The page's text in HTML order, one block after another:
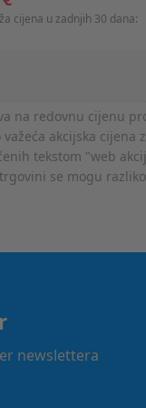
cijena u zadnjih 30 dana:
na redovnu cijenu
važeća akcijska
tekstom "web
se mogu
newslettera